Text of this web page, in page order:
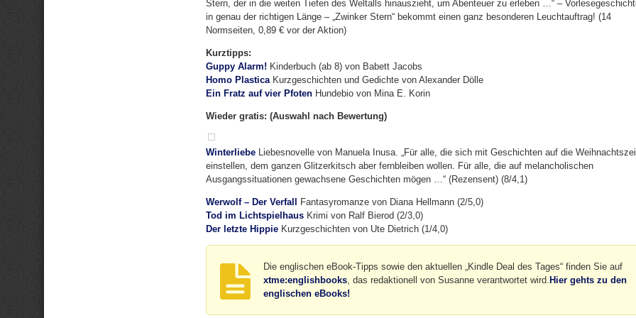
Stern, der in die weiten Tiefen des Weltalls hinauszieht, um Abenteuer zu erleben …“ –
in genau der richtigen Länge – „Zwinker Stern“ bekommt einen ganz besonderen Leuchtauftrag! (14
Normseiten, 0,89 € vor der Aktion)
Kurztipps:
Guppy Alarm! Kinderbuch (ab 8) von Babett Jacobs
Homo PlasticaKurzgeschichten und Gedichte von Alexander Dölle
Ein Fratz auf vier Pfoten Hundebio von Mina E. Korin
Wieder gratis: (Auswahl nach Bewertung)
Winterliebe Liebesnovelle von Manuela Inusa. „Für alle, die sich mit Geschichten auf die
einstellen, dem ganzen Glitzerkitsch aber fernbleiben wollen. Für alle, die auf melancholischen
Ausgangssituationen gewachsene Geschichten mögen …“ (Rezensent) (8/4,1)
Werwolf – Der Verfall
Fantasyromanze von Diana Hellmann (2/5,0)
Tod im Lichtspielhaus Krimi von Ralf Bierod (2/3,0)
Der letzte Hippie Kurzgeschichten von Ute Dietrich (1/4,0)
Die englischen eBook-Tipps sowie den aktuellen „Kindle Deal des Tages“ finden Sie auf
xtme:englishbooks, das redaktionell von Susanne verantwortet wird. Hier gehts zu den
englischen eBooks!